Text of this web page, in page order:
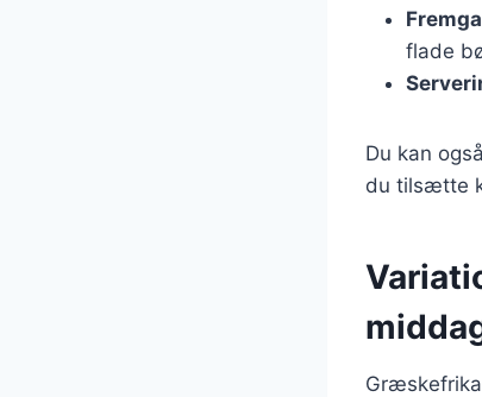
flade
Du kan
du tilsætte